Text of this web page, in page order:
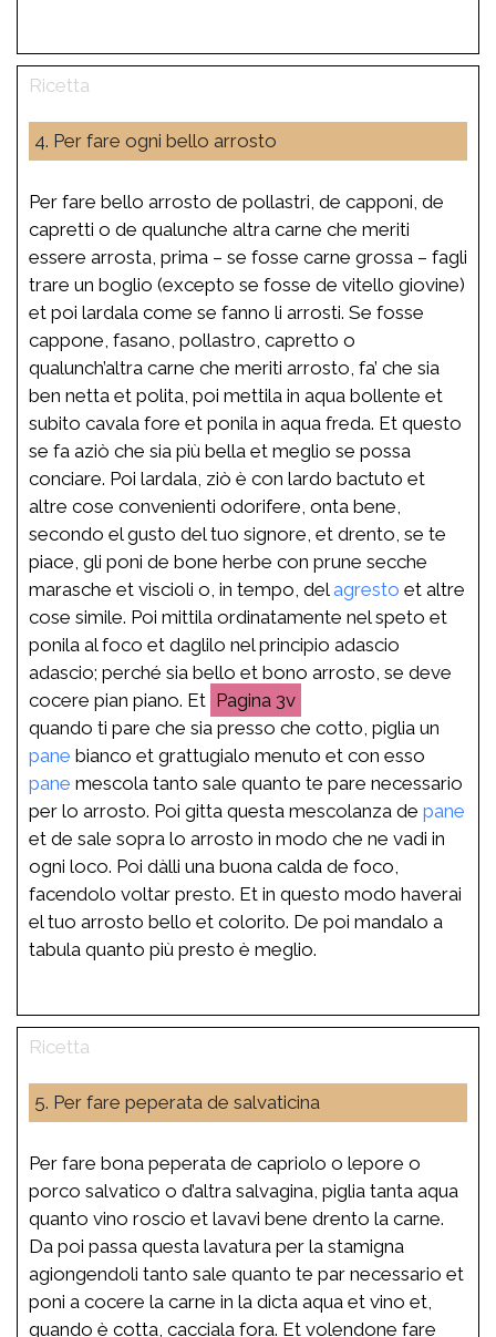
4. Per fare ogni bello arrosto
Per fare bello arrosto de pollastri, de capponi, de
capretti o de qualunche altra carne che meriti
essere arrosta, prima – se fosse carne grossa – fagli
trare un boglio (excepto se fosse de vitello giovine)
et poi lardala come se fanno li arrosti. Se fosse
cappone, fasano, pollastro, capretto o
qualunch’altra carne che meriti arrosto, fa’ che sia
ben netta et polita, poi mettila in aqua bollente et
subito cavala fore et ponila in aqua freda. Et questo
se fa aziò che sia più bella et meglio se possa
conciare. Poi lardala, ziò è con lardo bactuto et
altre cose convenienti odorifere, onta bene,
secondo el gusto del tuo signore, et drento, se te
piace, gli poni de bone herbe con prune secche
marasche et viscioli o, in tempo, delagresto et altre
cose simile. Poi mittila ordinatamente nel speto et
ponila al foco et daglilo nel principio adascio
adascio; perché sia bello et bono arrosto, se deve
cocere pian piano. Et
3v
quando ti pare che sia presso che cotto, piglia un
pane bianco et grattugialo menuto et con esso
pane mescola tanto sale quanto te pare necessario
per lo arrosto. Poi gitta questa mescolanza de pane
et de sale sopra lo arrosto in modo che ne vadi in
ogni loco. Poi dàlli una buona calda de foco,
facendolo voltar presto. Et in questo modo haverai
el tuo arrosto bello et colorito. De poi mandalo a
tabula quanto più presto è meglio.
5. Per fare peperata de salvaticina
Per fare bona peperata de capriolo o lepore o
porco salvatico o d’altra salvagina, piglia tanta aqua
quanto vino roscio et lavavi bene drento la carne.
Da poi passa questa lavatura per la stamigna
agiongendoli tanto sale quanto te par necessario et
poni a cocere la carne in la dicta aqua et vino et,
quando è cotta, cacciala fora. Et volendone fare